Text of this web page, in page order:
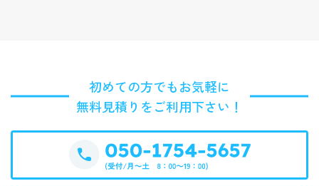
初めての方でもお気軽に
無料見積りをご利用下さい！